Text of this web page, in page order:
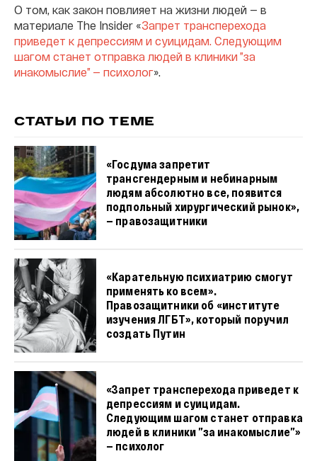
О том, как закон повлияет на жизни людей — в
материале The Insider «Запрет трансперехода
приведет к депрессиям и суицидам. Следующим
шагом станет отправка людей в клиники ”за
инакомыслие” — психолог».
СТАТЬИ ПО ТЕМЕ
«Госдума запретит
трансгендерным и небинарным
людям абсолютно все, появится
подпольный хирургический рынок»,
— правозащитники
«Карательную психиатрию смогут
применять ко всем».
Правозащитники об «институте
изучения ЛГБТ», который поручил
создать Путин
«Запрет трансперехода приведет к
депрессиям и суицидам.
Следующим шагом станет отправка
людей в клиники ”за инакомыслие”»
— психолог